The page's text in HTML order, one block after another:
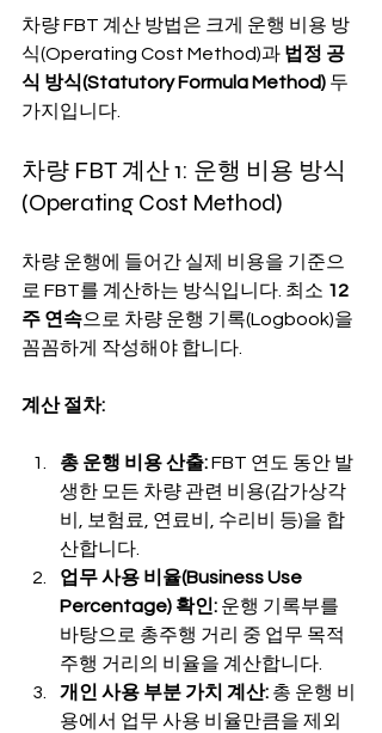
차량 FBT 계산 방법은 크게 운행 비용 방
식(Operating Cost Method)과 법정 공
식 방식(Statutory Formula Method) 두
가지입니다.
차량 FBT 계산 1: 운행 비용 방식
(Operating Cost Method)
차량 운행에 들어간 실제 비용을 기준으
로 FBT를 계산하는 방식입니다. 최소 12
주 연속으로 차량 운행 기록(Logbook)을
꼼꼼하게 작성해야 합니다.
계산 절차:
총 운행 비용 산출: FBT 연도 동안 발
생한 모든 차량 관련 비용(감가상각
비, 보험료, 연료비, 수리비 등)을 합
산합니다.
업무 사용 비율(Business Use
Percentage) 확인: 운행 기록부를
바탕으로 총주행 거리 중 업무 목적
주행 거리의 비율을 계산합니다.
개인 사용 부분 가치 계산: 총 운행 비
용에서 업무 사용 비율만큼을 제외